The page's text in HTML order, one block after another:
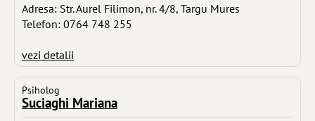
Adresa: Str. Aurel Filimon, nr. 4/8, Targu Mures
Telefon: 0764 748 255
vezi detalii
Psiholog
Suciaghi Mariana